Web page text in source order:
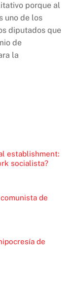
porque al
uno de los
diputados que
de
la
establishment:
socialista?
de
de